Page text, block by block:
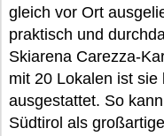
gleich vor Ort
praktisch und
Skiarena Carezza-
mit 20 Lokalen ist
ausgestattet. So
Südtirol als